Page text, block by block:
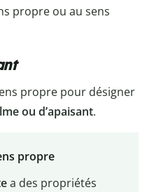
propre ou au sens
propre pour désigner
ou d’apaisant.
propre
a des propriétés